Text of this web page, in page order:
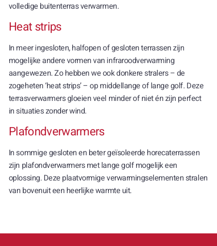
volledige buitenterras verwarmen.
Heat strips
In meer ingesloten, halfopen of gesloten terrassen zijn
mogelijke andere vormen van infraroodverwarming
aangewezen. Zo hebben we ook donkere stralers – de
zogeheten ‘heat strips’ – op middellange of lange golf. Deze
terrasverwarmers gloeien veel minder of niet én zijn perfect
in situaties zonder wind.
Plafondverwarmers
In sommige gesloten en beter geïsoleerde horecaterrassen
zijn plafondverwarmers met lange golf mogelijk een
oplossing. Deze plaatvormige verwarmingselementen stralen
van bovenuit een heerlijke warmte uit.